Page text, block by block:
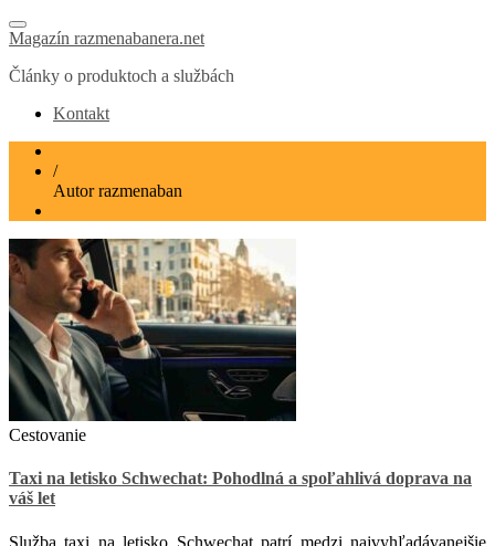
Magazín razmenabanera.net
Články o produktoch a službách
Kontakt
/
Autorrazmenaban
Cestovanie
Taxi na letisko Schwechat: Pohodlná a spoľahlivá doprava na
váš let
Služba taxi na letisko Schwechat patrí medzi najvyhľadávanejšie